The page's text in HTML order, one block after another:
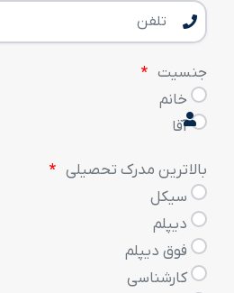
جنسیت
خانم
آقا
بالاترین مدرک تحصیلی
سیکل
دیپلم
فوق دیپلم
کارشناسی